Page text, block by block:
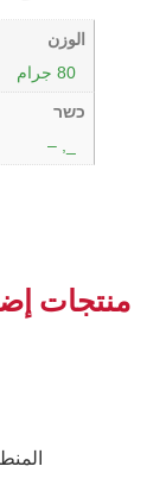
الوزن
80 جرام
כשר
_, –
منتجات